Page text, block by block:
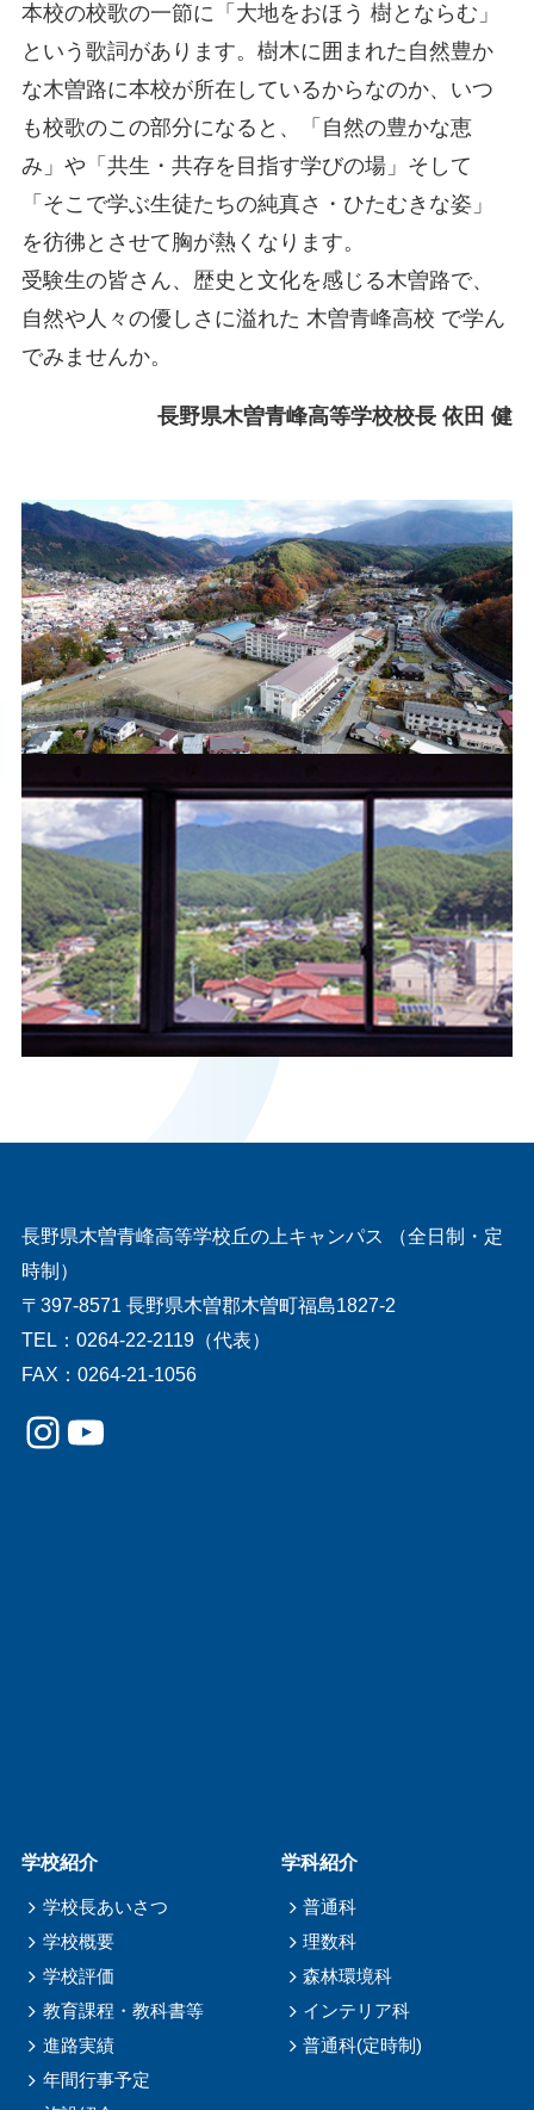
本校の校歌の一節に「大地をおほう 樹とならむ」
という歌詞があります。樹木に囲まれた自然豊か
な木曽路に本校が所在しているからなのか、いつ
も校歌のこの部分になると、「自然の豊かな恵
み」や「共生・共存を目指す学びの場」そして
「そこで学ぶ生徒たちの純真さ・ひたむきな姿」
を彷彿とさせて胸が熱くなります。
受験生の皆さん、歴史と文化を感じる木曽路で、
自然や人々の優しさに溢れた 木曽青峰高校 で学ん
でみませんか。
長野県木曽青峰高等学校校長 依田 健
長野県木曽青峰高等学校丘の上キャンパス （全日制・定
時制）
〒397-8571 長野県木曽郡木曽町福島1827-2
TEL：0264-22-2119（代表）
FAX：0264-21-1056
Instagram
YouTube
学校紹介
学校長あいさつ
学校概要
学校評価
教育課程・教科書等
進路実績
年間行事予定
学科紹介
普通科
理数科
森林環境科
インテリア科
普通科(定時制)